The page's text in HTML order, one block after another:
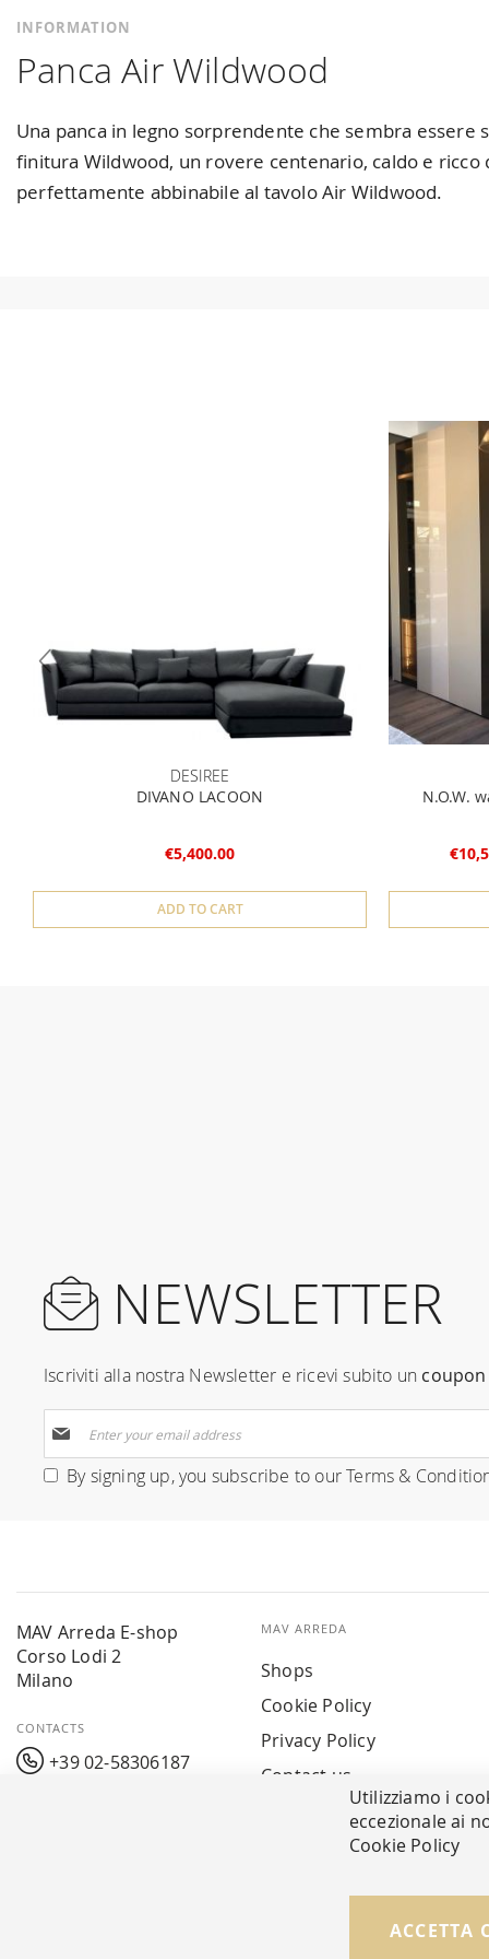
INFORMATION
Panca Air Wildwood
Una panca in legno sorprendente che sembra
finitura Wildwood, un rovere centenario, caldo e ricco
perfettamente abbinabile al tavolo Air Wildwood.
DESIREE
DIVANO LACOON
€5,400.00
ADD TO CART
N.O.W.
NEWSLETTER
Iscriviti alla nostra Newsletter e ricevi subito un
Up
for By signing up, you subscribe to ourTerms &
MAV Arreda E-shop
Corso Lodi 2
Milano
CONTACTS
+39 02-58306187
MAV ARREDA
Shops
Cookie Policy
Privacy Policy
Contact us
Utilizziamo i
eccezionale ai
Cookie Policy
ACCETTA